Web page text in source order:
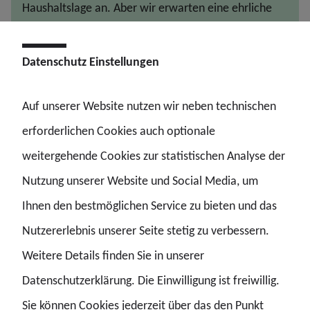
Haushaltslage an. Aber wir erwarten eine ehrliche
gewünschten Spareffekt bringt.“
Die angekündigte Evaluation muss deshalb offen und
ergebnisorientiert erfolgen. Entscheidend wird sein, ob
die erhofften Einsparungen tatsächlich eintreten oder ob
zusätzliche Belastungen, steigende Krankenstände und
sinkende Attraktivität des öffentlichen Dienstes am Ende
einen höheren Preis haben.
Wichtige Verbesserungen erreicht
Datenschutz Einstellungen
Auf unserer Website nutzen wir neben technischen
erforderlichen Cookies auch optionale
weitergehende Cookies zur statistischen Analyse der
Nutzung unserer Website und Social Media, um
Ihnen den bestmöglichen Service zu bieten und das
Nutzererlebnis unserer Seite stetig zu verbessern.
Weitere Details finden Sie in unserer
Datenschutzerklärung. Die Einwilligung ist freiwillig.
Sie können Cookies jederzeit über das den Punkt